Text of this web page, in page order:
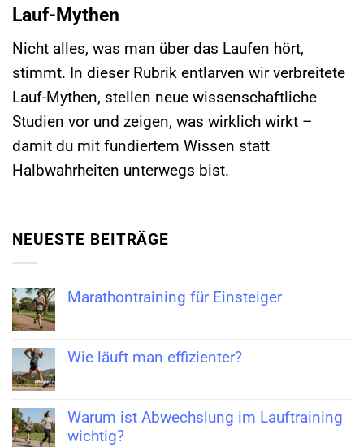
Lauf-Mythen
Nicht alles, was man über das Laufen hört,
stimmt. In dieser Rubrik entlarven wir verbreitete
Lauf-Mythen, stellen neue wissenschaftliche
Studien vor und zeigen, was wirklich wirkt –
damit du mit fundiertem Wissen statt
Halbwahrheiten unterwegs bist.
NEUESTE BEITRÄGE
Marathontraining für Einsteiger
Wie läuft man effizienter?
Warum ist Abwechslung im Lauftraining
wichtig?